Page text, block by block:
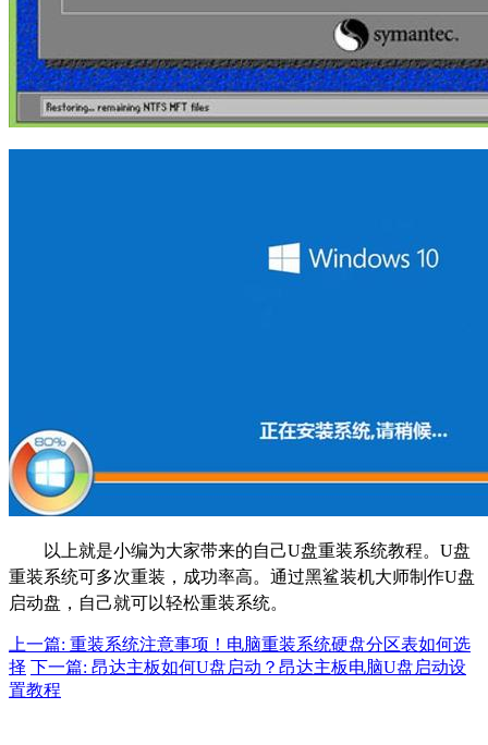
以上就是小编为大家带来的自己U盘重装系统教程。U盘
重装系统可多次重装，成功率高。通过黑鲨装机大师制作U盘
启动盘，自己就可以轻松重装系统。
上一篇: 重装系统注意事项！电脑重装系统硬盘分区表如何选
择 下一篇: 昂达主板如何U盘启动？昂达主板电脑U盘启动设
置教程